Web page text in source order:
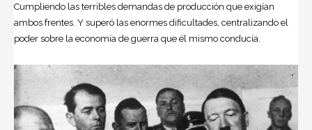
Cumpliendo las terribles demandas de producción que exigían
ambos frentes. Y superó las enormes dificultades, centralizando el
poder sobre la economía de guerra que él mismo conducía.